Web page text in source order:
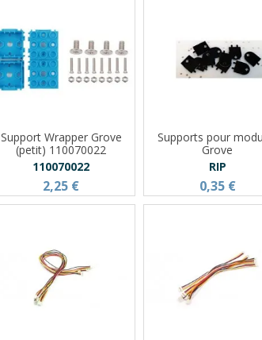
Support Wrapper Grove
(petit) 110070022
110070022
2,25 €
Supports pour
Grove
RIP
0,35 €